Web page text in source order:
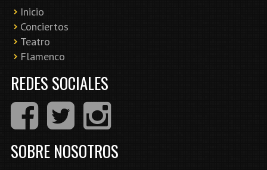
Inicio
Conciertos
Teatro
Flamenco
REDES SOCIALES
SOBRE NOSOTROS